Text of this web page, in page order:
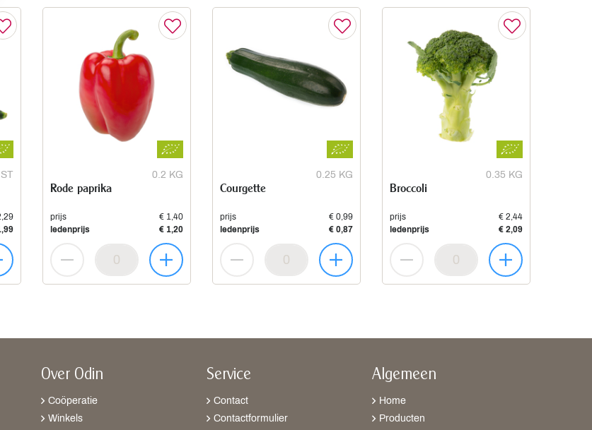
0.2 KG
Rode paprika
prijs
€ 1,40
ledenprijs
€ 1,20
0.25 KG
Courgette
prijs
€ 0,99
ledenprijs
€ 0,87
0.35 KG
Broccoli
prijs
€ 2,44
ledenprijs
€ 2,09
Over Odin
Coöperatie
Winkels
Service
Contact
Contactformulier
Algemeen
Home
Producten